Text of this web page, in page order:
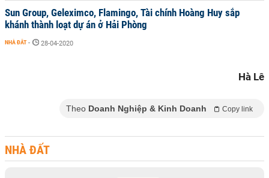
Sun Group, Geleximco, Flamingo, Tài chính Hoàng Huy sắp
khánh thành loạt dự án ở Hải Phòng
NHÀ ĐẤT - 28-04-2020
Hà Lê
Theo Doanh Nghiệp & Kinh Doanh Copy link
NHÀ ĐẤT